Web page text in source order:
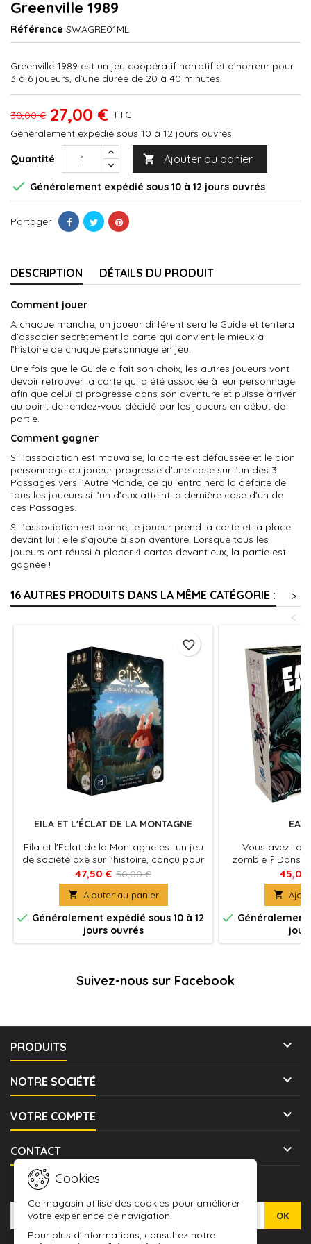
Greenville 1989
Référence SWAGRE01ML
Greenville 1989 est un jeu coopératif narratif et d’horreur pour
3 à 6 joueurs, d’une durée de 20 à 40 minutes.
30,00 € 27,00 € TTC
Généralement expédié sous 10 à 12 jours ouvrés
Quantité  Ajouter au panier
 Généralement expédié sous 10 à 12 jours ouvrés
Partager
DESCRIPTION DÉTAILS DU PRODUIT
Comment jouer
A chaque manche, un joueur différent sera le Guide et tentera
d’associer secrètement la carte qui convient le mieux à
l’histoire de chaque personnage en jeu.
Une fois que le Guide a fait son choix, les autres joueurs vont
devoir retrouver la carte qui a été associée à leur personnage
afin que celui-ci progresse dans son aventure et puisse arriver
au point de rendez-vous décidé par les joueurs en début de
partie.
Comment gagner
Si l’association est mauvaise, la carte est défaussée et le pion
personnage du joueur progresse d’une case sur l’un des 3
Passages vers l’Autre Monde, ce qui entrainera la défaite de
tous les joueurs si l’un d’eux atteint la dernière case d’un de
ces Passages.
Si l’association est bonne, le joueur prend la carte et la place
devant lui : elle s’ajoute à son aventure. Lorsque tous les
joueurs ont réussi à placer 4 cartes devant eux, la partie est
gagnée !
16 AUTRES PRODUITS DANS LA MÊME CATÉGORIE :
>
<
EILA ET L'ÉCLAT DE LA MONTAGNE
Eila et l'Éclat de la Montagne est un jeu
de société axé sur l'histoire, conçu pour
1 joueur ou plus, et se déroulant dans un
monde mystique.
47,50 € 50,00 €
 Ajouter au panier
 Généralement expédié sous 10 à 12
jours ouvrés
favorite_border
EAT
Vous avez
zombie ? Dans
horde de morts
avec d’autres
gérés par l’I.A.
tentent de vous
buter !
45,00

 Généralement
Suivez-nous sur Facebook
PRODUITS 
NOTRE SOCIÉTÉ 
VOTRE COMPTE 
CONTACT 
Cookies
Ce magasin utilise des cookies pour améliorer
votre expérience de navigation.
Pour plus d'informations, consultez notre
LETTRE D'INFORMATIONS